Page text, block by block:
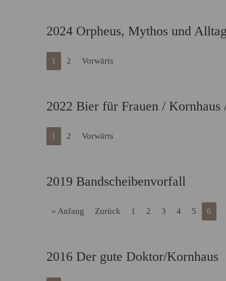
2024 Orpheus, Mythos und
1 2 Vorwärts
2022 Bier für Frauen / Kornhaus
1 2 Vorwärts
2019 Bandscheibenvorfall
« Anfang Zurück 1 2 3 4 5 6
2016 Der gute Doktor/Kornhaus